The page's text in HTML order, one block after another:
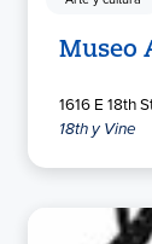
Museo
1616 E 18th
18th y Vine